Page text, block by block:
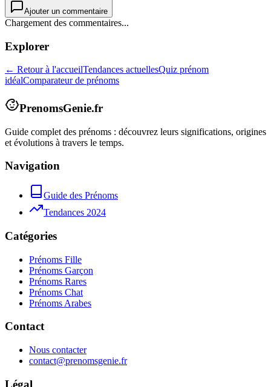
Ajouter un commentaire
Chargement des commentaires...
Explorer
← Retour à l'accueilTendances actuellesQuiz prénom
idéalComparateur de prénoms
PrenomsGenie.fr
Guide complet des prénoms : découvrez leurs significations, origines
et évolutions à travers le temps.
Navigation
Guide des Prénoms
Tendances 2024
Catégories
Prénoms Fille
Prénoms Garçon
Prénoms Rares
Prénoms Chat
Prénoms Arabes
Contact
Nous contacter
contact@prenomsgenie.fr
Légal